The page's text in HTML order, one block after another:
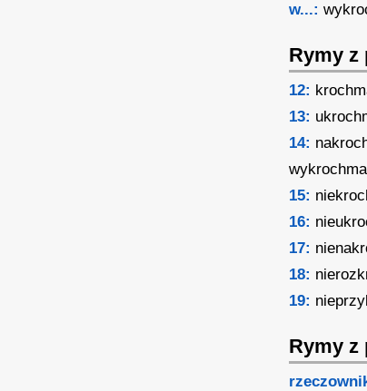
w...:
Rymy z
12:
13:
14:
15:
16:
17:
18:
19:
Rymy z